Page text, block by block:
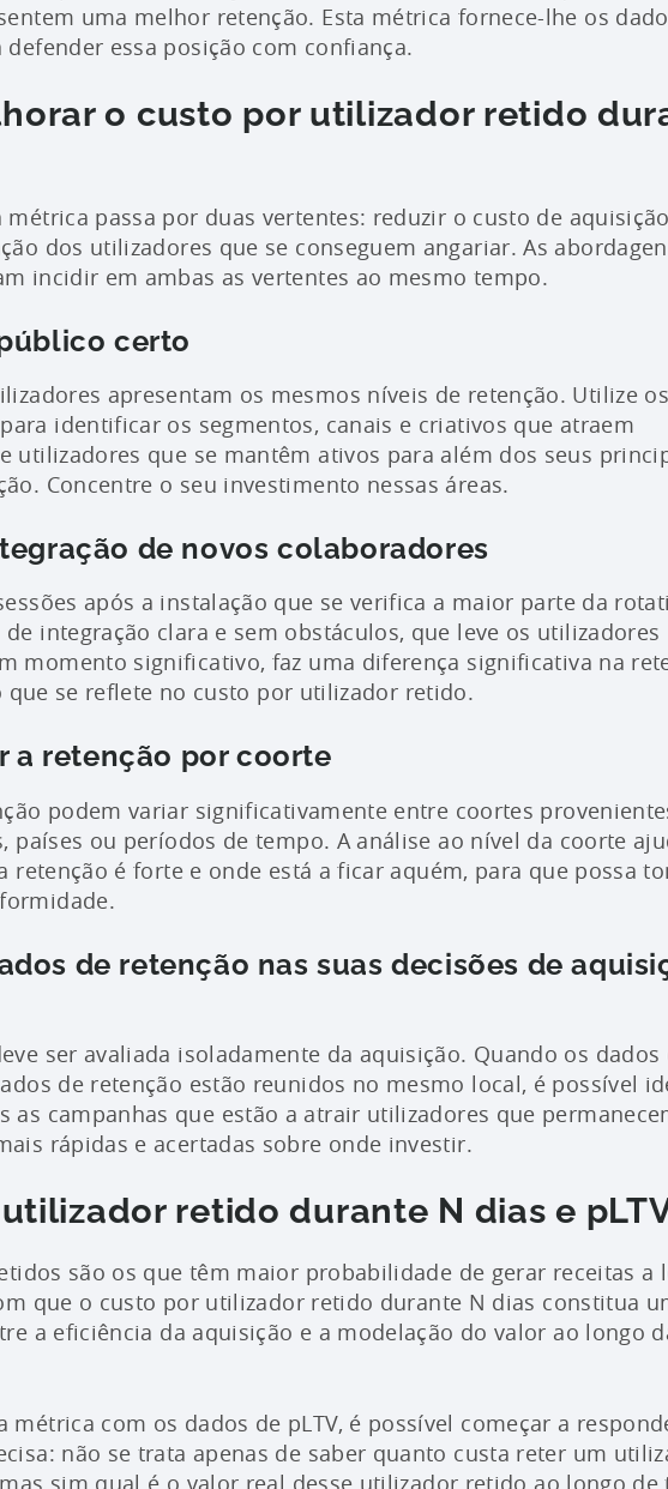
uma melhor retenção. Esta métrica fornece-lhe os
defender essa posição com confiança.
o custo por utilizador retido
passa por duas vertentes: reduzir o custo de
dos utilizadores que se conseguem angariar. As
incidir em ambas as vertentes ao mesmo tempo.
certo
apresentam os mesmos níveis de retenção. Utilize
identificar os segmentos, canais e criativos que atraem
utilizadores que se mantêm ativos para além dos seus
Concentre o seu investimento nessas áreas.
de novos colaboradores
após a instalação que se verifica a maior parte da
integração clara e sem obstáculos, que leve os utilizadores
momento significativo, faz uma diferença significativa na
que se reflete no custo por utilizador retido.
a retenção por coorte
podem variar significativamente entre coortes
países ou períodos de tempo. A análise ao nível da coorte
retenção é forte e onde está a ficar aquém, para que possa
de retenção nas suas decisões de
ser avaliada isoladamente da aquisição. Quando os dados
de retenção estão reunidos no mesmo local, é possível
as campanhas que estão a atrair utilizadores que
rápidas e acertadas sobre onde investir.
retido durante N dias e
são os que têm maior probabilidade de gerar receitas a
que o custo por utilizador retido durante N dias constitua
a eficiência da aquisição e a modelação do valor ao longo
métrica com os dados de pLTV, é possível começar a
não se trata apenas de saber quanto custa reter um
sim qual é o valor real desse utilizador retido ao longo de